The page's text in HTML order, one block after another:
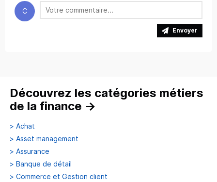
C
Envoyer
Découvrez les catégories métiers
de la finance →
> Achat
> Asset management
> Assurance
> Banque de détail
> Commerce et Gestion client